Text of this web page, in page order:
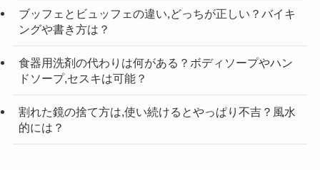
ブッフェとビュッフェの違い,どっちが正しい？バイキ
ングや書き方は？
食器用洗剤の代わりは何がある？ボディソープやハン
ドソープ,セスキは可能？
割れた鏡の捨て方は,使い続けるとやっぱり不吉？風水
的には？